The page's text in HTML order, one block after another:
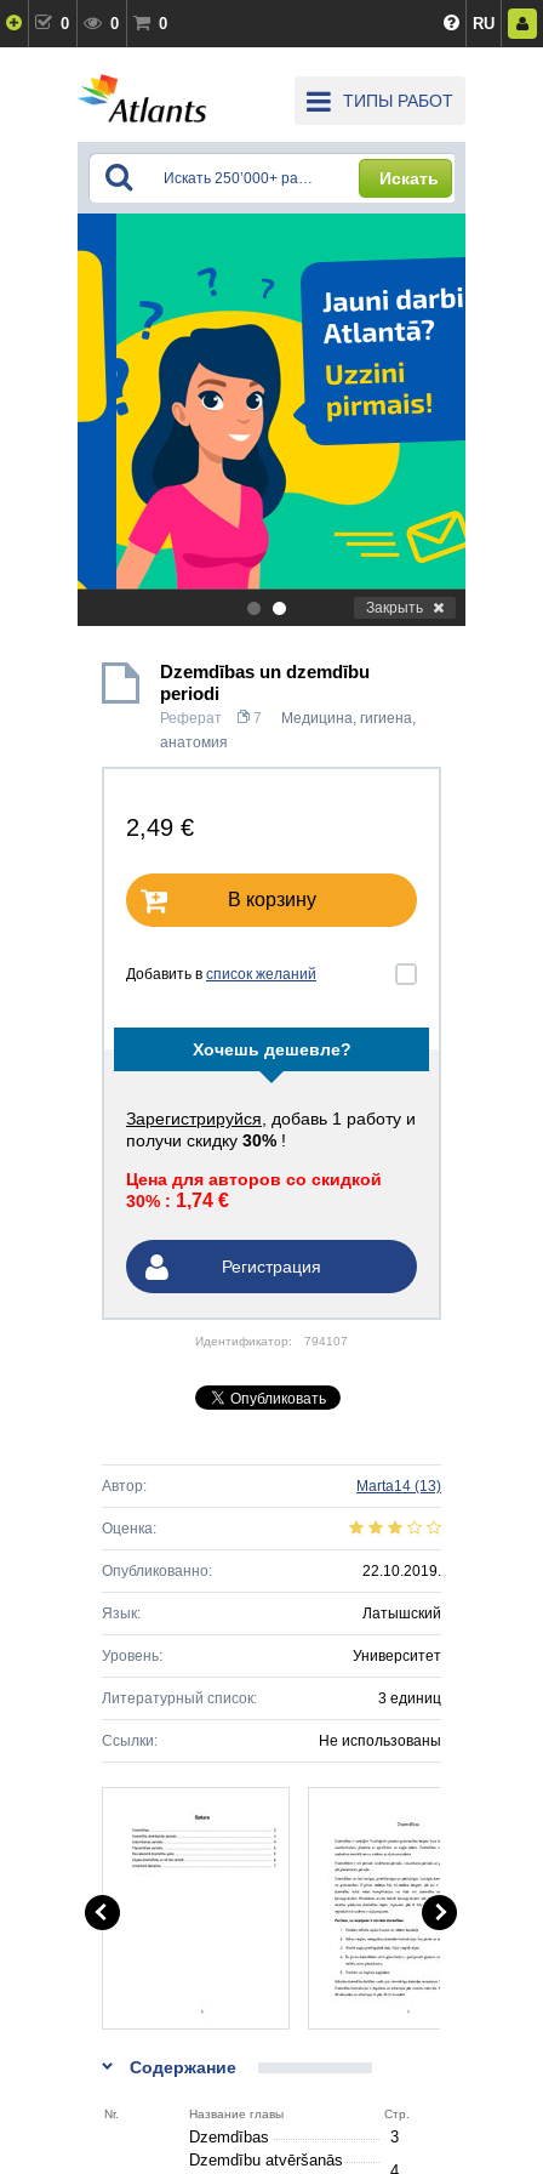
0 0 0 RU
ТИПЫ РАБОТ
Искать
. Закрыть
Dzemdības un dzemdību
periodi
Реферат 7
Медицина, гигиена,
анатомия
2,49 €
В корзину
Добавить в список желаний
Хочешь дешевле?
Зарегистрируйся , добавь 1 работу и
получи скидку 30% !
Цена для авторов со скидкой
30% : 1,74 €
Регистрация
Идентификатор: 794107
Автор: Marta14 (13)
Оценка:
Опубликованно: 22.10.2019.
Язык: Латышский
Уровень: Университет
Литературный список: 3 единиц
Ссылки: Не использованы
Содержание
Nr. Название главы Стр.
Dzemdības
3
Dzemdību atvēršanās